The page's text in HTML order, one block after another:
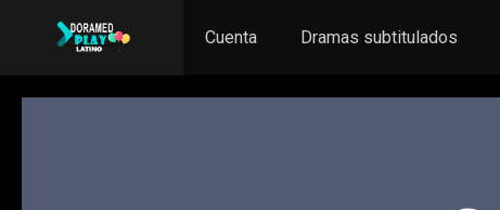
Cuenta Dramas subtitulados